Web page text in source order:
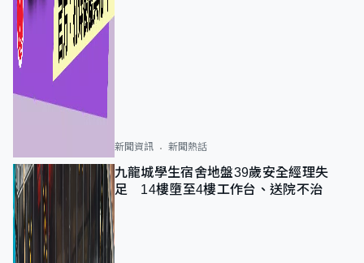
新聞資訊 新聞熱話
九龍城學生宿舍地盤39歲安全經理失
足 14樓墮至4樓工作台、送院不治